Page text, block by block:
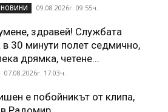
09.08.2026г. 09:55ч.
здравей! Службата
в 30 минути полет седмично,
дрямка, четене...
07.08.2026г. 17:03ч.
е побойникът от клипа,